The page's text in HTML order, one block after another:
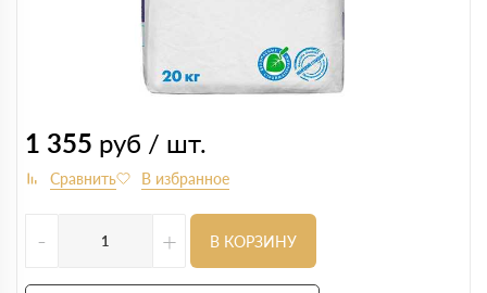
1 355 руб / шт.
- + В КОРЗИНУ